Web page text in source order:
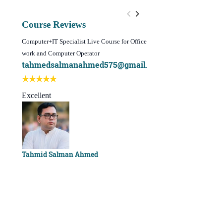
Course Reviews
Computer+IT Specialist Live Course for Office
work and Computer Operator
tahmedsalmanahmed575@gmail.com
Excellent
Tahmid Salman Ahmed